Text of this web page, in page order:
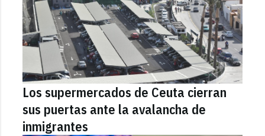
Los supermercados de Ceuta cierran
sus puertas ante la avalancha de
inmigrantes